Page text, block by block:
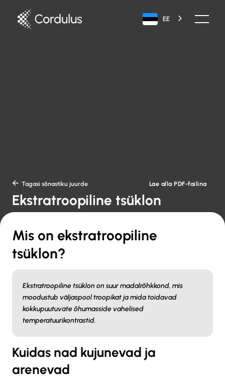
EE
 Tagasi sõnastiku juurde Lae alla PDF-failina
Ekstratroopiline tsüklon
Mis on ekstratroopiline
tsüklon?
Ekstratroopiline tsüklon on suur madalrõhkkond, mis
moodustub väljaspool troopikat ja mida toidavad
kokkupuutuvate õhumasside vahelised
temperatuurikontrastid.
Kuidas nad kujunevad ja
arenevad